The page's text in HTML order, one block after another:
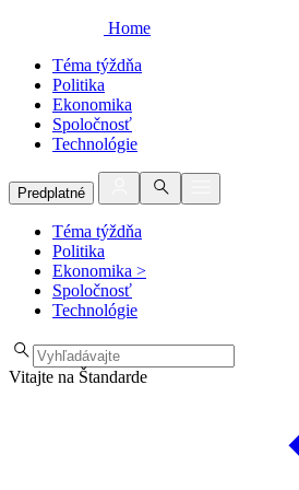
Home
Téma týždňa
Politika
Ekonomika
Spoločnosť
Technológie
Predplatné
Téma týždňa
Politika
Ekonomika >
Spoločnosť
Technológie
Vitajte na Štandarde